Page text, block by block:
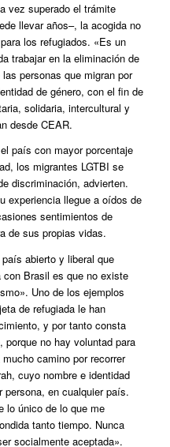
vez superado el trámite
llevar años–, la acogida no
los refugiados. «Es un
trabajar en la eliminación de
personas que migran por
de género, con el fin de
solidaria, intercultural y
desde CEAR.
país con mayor porcentaje
los migrantes LGTBI se
discriminación, advierten.
experiencia llegue a oídos de
sentimientos de
de sus propias vidas.
abierto y liberal que
con Brasil es que no existe
Uno de los ejemplos
de refugiada le han
y por tanto consta
no hay voluntad para
camino por recorrer
cuyo nombre e identidad
persona, en cualquier país.
lo único de lo que me
tanto tiempo. Nunca
socialmente aceptada».